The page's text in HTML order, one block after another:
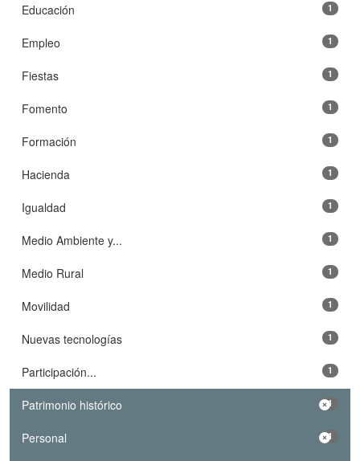
Educación 1
Empleo 1
Fiestas 1
Fomento 1
Formación 1
Hacienda 1
Igualdad 1
Medio Ambiente y... 1
Medio Rural 1
Movilidad 1
Nuevas tecnologías 1
Participación... 1
Patrimonio histórico 1
Personal 1